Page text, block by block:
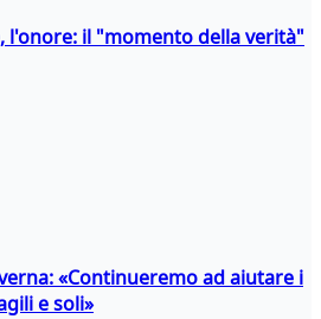
l'onore: il "momento della verità"
«Continueremo ad aiutare i
e soli»